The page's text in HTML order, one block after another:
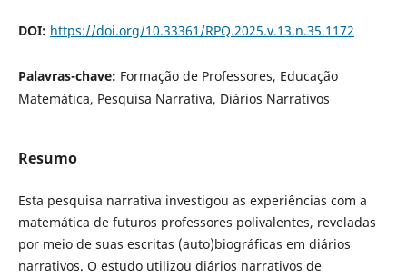
DOI: https://doi.org/10.33361/RPQ.2025.v.13.n.35.1172
Palavras-chave: Formação de Professores, Educação
Matemática, Pesquisa Narrativa, Diários Narrativos
Resumo
Esta pesquisa narrativa investigou as experiências com a
matemática de futuros professores polivalentes, reveladas
por meio de suas escritas (auto)biográficas em diários
narrativos. O estudo utilizou diários narrativos de